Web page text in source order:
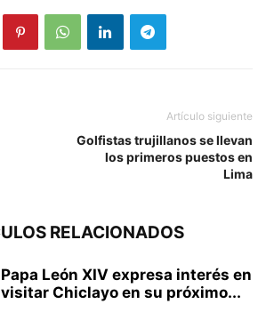
Artículo siguiente
Golfistas trujillanos se llevan
los primeros puestos en
Lima
RELACIONADOS
Papa León XIV expresa interés en
visitar Chiclayo en su próximo...